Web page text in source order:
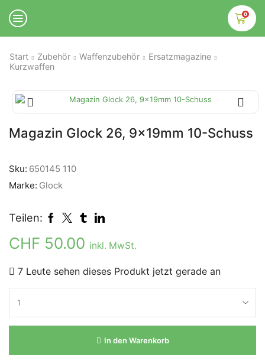
0
Start Zubehör Waffenzubehör
Ersatzmagazine
Kurzwaffen
Magazin Glock 26, 9x19mm 10-Schuss
Sku: 650145 110
Marke: Glock
Teilen:
CHF 50.00 inkl. MwSt.
7 Leute sehen dieses Produkt jetzt gerade an
In den Warenkorb